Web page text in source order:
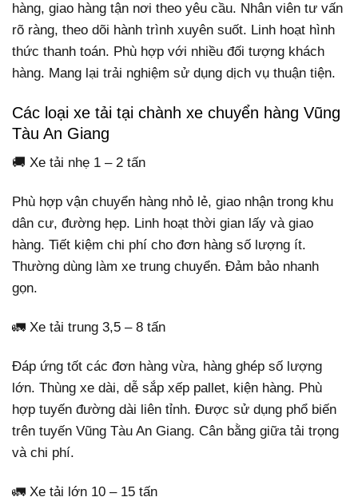
hàng, giao hàng tận nơi theo yêu cầu. Nhân viên tư vấn
rõ ràng, theo dõi hành trình xuyên suốt. Linh hoạt hình
thức thanh toán. Phù hợp với nhiều đối tượng khách
hàng. Mang lại trải nghiệm sử dụng dịch vụ thuận tiện.
Các loại xe tải tại chành xe chuyển hàng Vũng
Tàu An Giang
🚚 Xe tải nhẹ 1 – 2 tấn
Phù hợp vận chuyển hàng nhỏ lẻ, giao nhận trong khu
dân cư, đường hẹp. Linh hoạt thời gian lấy và giao
hàng. Tiết kiệm chi phí cho đơn hàng số lượng ít.
Thường dùng làm xe trung chuyển. Đảm bảo nhanh
gọn.
🚛 Xe tải trung 3,5 – 8 tấn
Đáp ứng tốt các đơn hàng vừa, hàng ghép số lượng
lớn. Thùng xe dài, dễ sắp xếp pallet, kiện hàng. Phù
hợp tuyến đường dài liên tỉnh. Được sử dụng phổ biến
trên tuyến Vũng Tàu An Giang. Cân bằng giữa tải trọng
và chi phí.
🚛 Xe tải lớn 10 – 15 tấn